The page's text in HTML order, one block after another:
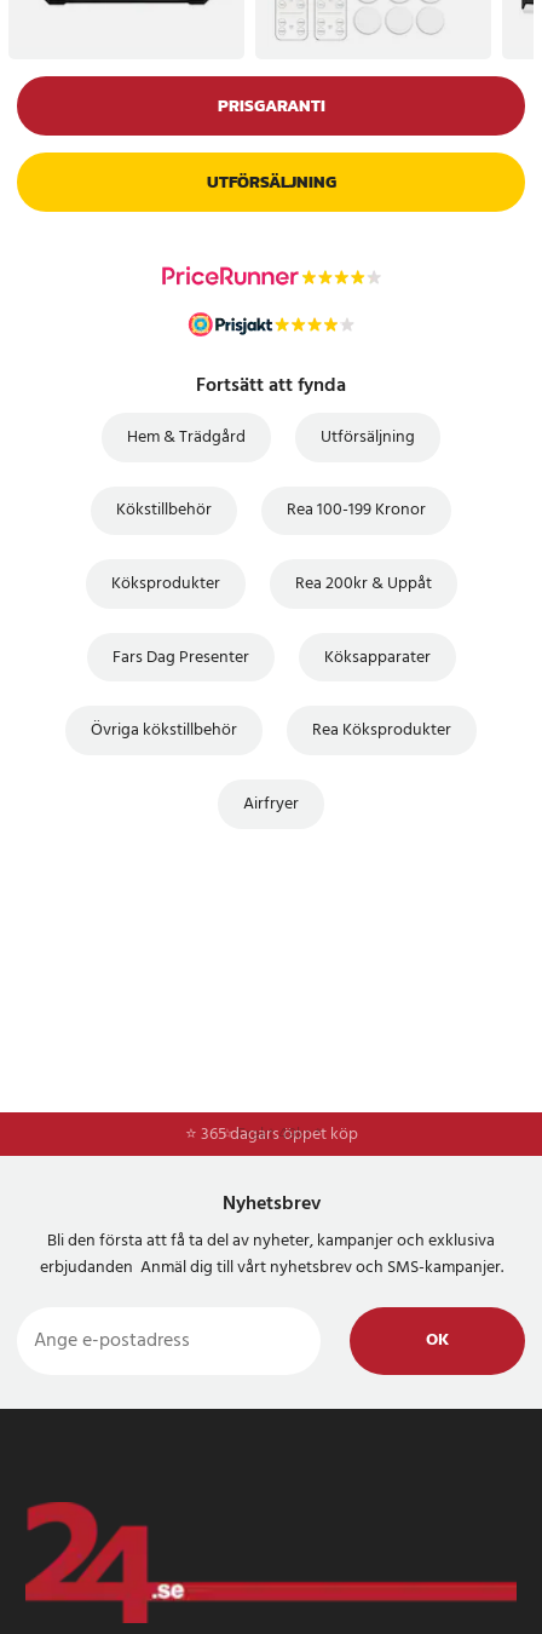
PRISGARANTI
UTFÖRSÄLJNING
Fortsätt att fynda
Hem & Trädgård Utförsäljning
Kökstillbehör Rea 100-199 Kronor
Köksprodukter Rea 200kr & Uppåt
Fars Dag Presenter Köksapparater
Övriga kökstillbehör Rea Köksprodukter
Airfryer
⭐ 365 dagars öppet köp
⭐Frakt 49kr *
Nyhetsbrev
Bli den första att få ta del av nyheter, kampanjer och exklusiva
erbjudanden Anmäl dig till vårt nyhetsbrev och SMS-kampanjer.
OK